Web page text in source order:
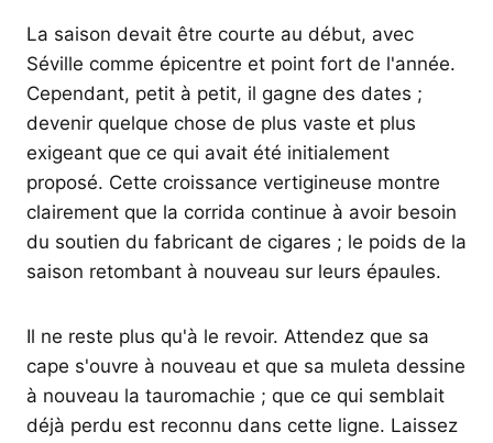
La saison devait être courte au début, avec
Séville comme épicentre et point fort de l'année.
Cependant, petit à petit, il gagne des dates ;
devenir quelque chose de plus vaste et plus
exigeant que ce qui avait été initialement
proposé. Cette croissance vertigineuse montre
clairement que la corrida continue à avoir besoin
du soutien du fabricant de cigares ; le poids de la
saison retombant à nouveau sur leurs épaules.
Il ne reste plus qu'à le revoir. Attendez que sa
cape s'ouvre à nouveau et que sa muleta dessine
à nouveau la tauromachie ; que ce qui semblait
déjà perdu est reconnu dans cette ligne. Laissez